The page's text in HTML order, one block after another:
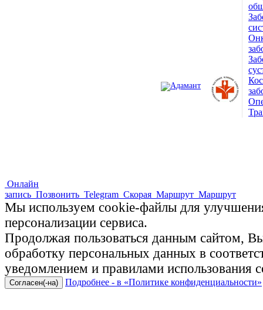
Онлайн
запись Позвонить Telegram Скорая Маршрут Маршрут
Мы используем cookie-файлы для
персонализации сервиса.
Продолжая пользоваться данным сайтом, Вы
обработку персональных данных в
уведомлением и правилами использования
Согласен(-на) Подробнее - в «Политике конфиденциальности»